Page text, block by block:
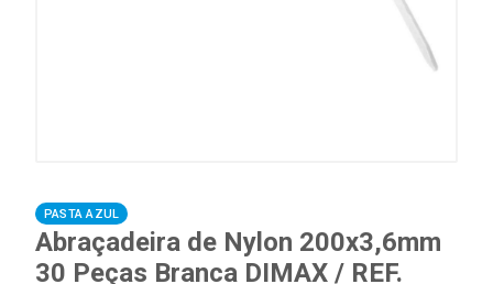
PASTA AZUL
Abraçadeira de Nylon 200x3,6mm
30 Peças Branca DIMAX / REF.